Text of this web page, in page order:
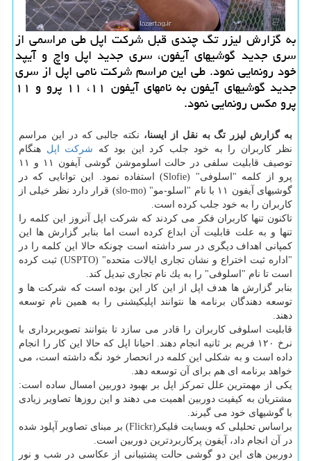
به گزارش لیزر تگ چندی قبل شركت اپل طی مراسمی از
سری جدید گوشیهای آیفون، سری جدید اپل واچ و آیپد
خود رونمایی نمود. طی این مراسم شركت نامی اپل از سری
جدید گوشیهای آیفون به نامهای آیفون ۱۱، ۱۱ پرو و ۱۱
پرو مكس رونمایی نمود.
به گزارش لیزر تگ به نقل از ایسنا، نكته جالبی كه در این مراسم
نظر كاربران را به خود جلب كرد این بود كه شركت اپل هنگام
توصیف قابلیت سلفی در حالت اسلوموشن گوشی آیفون ۱۱ و ۱۱
پرو از كلمه "اسلوفی" (Slofie) استفاده نمود. این توانایی كه در
گوشیهای آیفون ۱۱ با نام "اسلو-مو" (slo-mo) قرار دارد نظر خیلی از
كاربران را به خود جلب كرده است.
تاكنون تنها كاربران فكر می كردند كه شركت اپل آنروز این كلمه را
تنها و به علت قابلیت آن ابداع كرده است اما بنابر گزارش ها این
كمپانی اهداف دیگری در سر داشته است چونكه حالا این كلمه را در
"اداره ثبت اختراع و نشان تجاری ایالات متحده" (USPTO) ثبت كرده
است تا نام "اسلوفی" را به یك نام تجاری تبدیل كند.
بنابر گزارش ها هدف اپل از این كار این بوده است كه شركت ها و
توسعه دهندگان برنامه ها نتوانند اپلیكیشنی را به همین نام توسعه
دهند.
قابلیت اسلوفی كاربران را قادر می سازد تا بتوانند تصویربرداری با
نرخ ۱۲۰ فریم بر ثانیه انجام دهند. احیانا اپل كه حالا این كار را انجام
داده است و به شكلی این كلمه در انحصار خود نگه داشته است، می
خواهد برنامه ای هم برای آن توسعه دهد.
یكی از مهمترین علل تمركز اپل بر بهبود دوربین امسال ساده است:
مشتریان به كیفیت دوربین اهمیت می دهند و این روزها تصاویر زیادی
با گوشیهای خود می گیرند.
براساس تحلیلی كه وبسایت فلیكر(Flickr) بر مبنای تصاویر آپلود شده
در آن انجام داد، آیفون پركاربردترین دوربین است.
دوربین های این دو گوشی حالت پشتیبانی از عكاسی در شب و نور